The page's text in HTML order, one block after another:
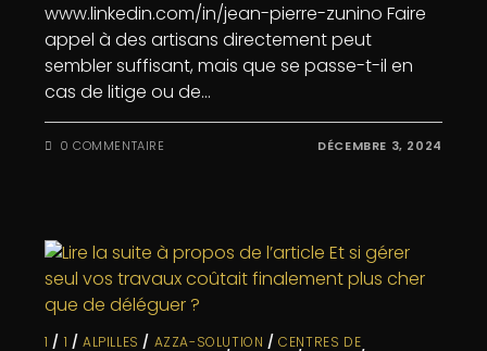
www.linkedin.com/in/jean-pierre-zunino Faire
appel à des artisans directement peut
sembler suffisant, mais que se passe-t-il en
cas de litige ou de…
0 COMMENTAIRE DÉCEMBRE 3, 2024
1 / 1 /ALPILLES / AZZA-SOLUTION /CENTRES DE